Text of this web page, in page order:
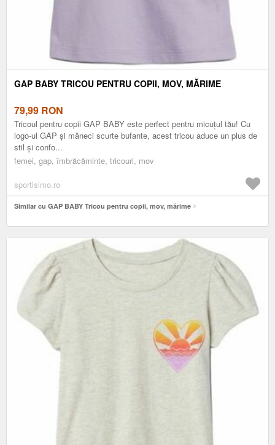
GAP BABY TRICOU PENTRU COPII, MOV, MĂRIME
79,99 RON
Tricoul pentru copii GAP BABY este perfect pentru micuțul tău! Cu
logo-ul GAP și mâneci scurte bufante, acest tricou aduce un plus de
stil și confo...
femei, gap, îmbrăcăminte, tricouri, mov
sportisimo.ro
Similar cu GAP BABY Tricou pentru copii, mov, mărime